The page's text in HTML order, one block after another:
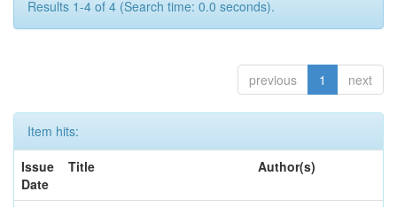
Results 1-4 of 4 (Search time: 0.0 seconds).
previous 1 next
Item hits:
Issue
Date
Title Author(s)